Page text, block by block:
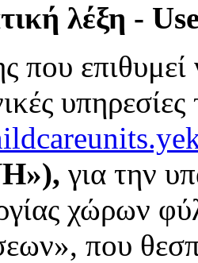
λέξη -
που επιθυμεί
για την
χώρων
που